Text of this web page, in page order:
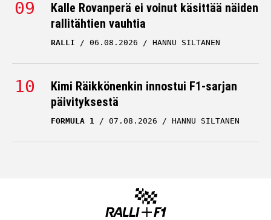
Kalle Rovanperä ei voinut käsittää näiden
rallitähtien vauhtia
RALLI 06.08.2026 HANNU SILTANEN
Kimi Räikkönenkin innostui F1-sarjan
päivityksestä
FORMULA 1 07.08.2026 HANNU SILTANEN